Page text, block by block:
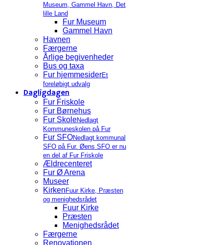
Museum, Gammel Havn, Det
lille Land
Fur Museum
Gammel Havn
Havnen
Færgerne
Årlige begivenheder
Bus og taxa
Fur hjemmesiderEt
foreløbigt udvalg
Dagligdagen
Fur Friskole
Fur Børnehus
Fur SkoleNedlagt
Kommuneskolen på Fur
Fur SFONedlagt kommunal
SFO på Fur. Øens SFO er nu
en del af Fur Friskole
Ældrecenteret
Fur Ø Arena
Museer
Kirken Fuur Kirke, Præsten
og menighedsrådet
Fuur Kirke
Præsten
Menighedsrådet
Færgerne
Renovationen